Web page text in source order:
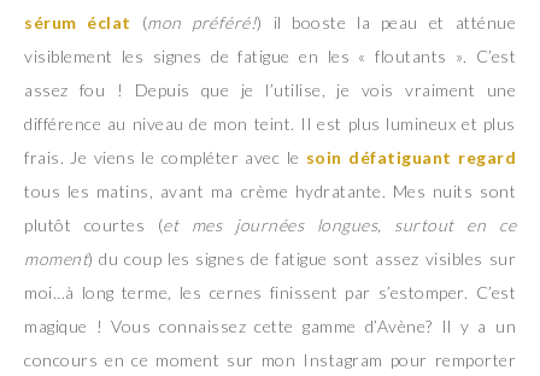
sérum éclat
(mon préféré!) il booste la peau et atténue
visiblement les signes de fatigue en les « floutants ». C’est
assez fou ! Depuis que je l’utilise, je vois vraiment une
différence au niveau de mon teint. Il est plus lumineux et plus
frais. Je viens le compléter avec le soin défatiguant regard
tous les matins, avant ma crème hydratante. Mes nuits sont
plutôt courtes (et mes journées longues, surtout en ce
moment) du coup les signes de fatigue sont assez visibles sur
moi…à long terme, les cernes finissent par s’estomper. C’est
magique ! Vous connaissez cette gamme d’Avène? Il y a un
concours en ce moment sur mon Instagram pour remporter